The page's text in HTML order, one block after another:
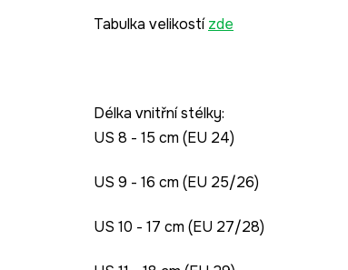
Tabulka velikostízde
Délka vnitřní stélky:
US 8 - 15 cm (EU 24)
US 9 - 16 cm (EU 25/26)
US 10 - 17 cm (EU 27/28)